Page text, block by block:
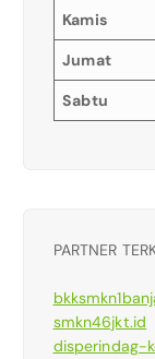
Kamis
Jumat
Sabtu
PARTNER
smkn46jkt.id
disperindag-